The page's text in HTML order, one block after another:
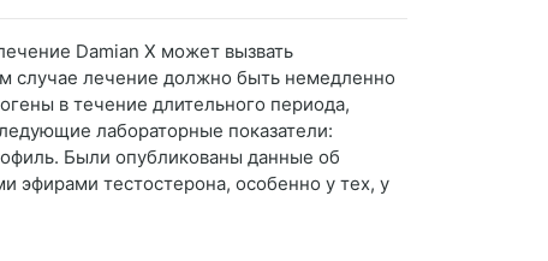
Damian X может вызвать
случае лечение должно быть немедленно
в течение длительного периода,
лабораторные показатели:
Были опубликованы данные об
эфирами тестостерона, особенно у тех, у